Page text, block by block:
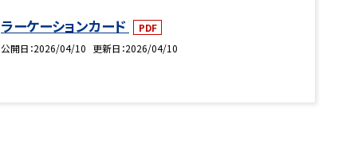
ラーケーションカード
PDF
公開日 2026/04/10 更新日 2026/04/10